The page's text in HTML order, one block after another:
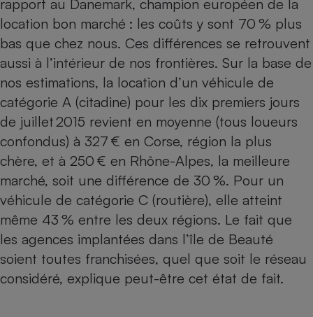
rapport au Danemark, champion européen de la
location bon marché : les coûts y sont 70 % plus
bas que chez nous. Ces différences se retrouvent
aussi à l’intérieur de nos frontières. Sur la base de
nos estimations, la location d’un véhicule de
catégorie A (citadine) pour les dix premiers jours
de juillet 2015 revient en moyenne (tous loueurs
confondus) à 327 € en Corse, région la plus
chère, et à 250 € en Rhône-Alpes, la meilleure
marché, soit une différence de 30 %. Pour un
véhicule de catégorie C (routière), elle atteint
même 43 % entre les deux régions. Le fait que
les agences implantées dans l’île de Beauté
soient toutes franchisées, quel que soit le réseau
considéré, explique peut-être cet état de fait.
Robot ménager